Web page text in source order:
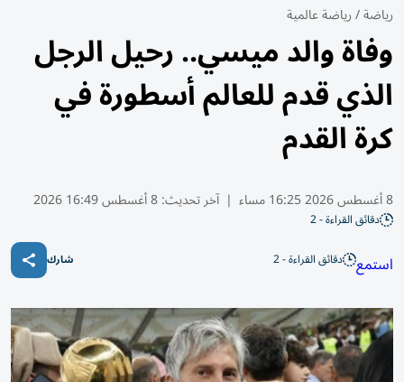
رياضة/رياضة عالمية
وفاة والد ميسي.. رحيل الرجل
الذي قدم للعالم أسطورة في
كرة القدم
8 أغسطس 2026 16:25 مساء | آخر تحديث:8 أغسطس 16:49 2026
دقائق القراءة - 2
استمع دقائق القراءة - 2 شارك